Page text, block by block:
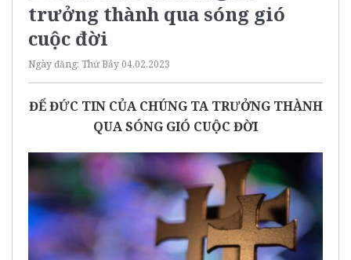
trưởng thành qua sóng gió
cuộc đời
Ngày đăng: Thứ Bảy 04.02.2023
ĐỂĐỨC TIN CỦA CHÚNG TA TRƯỞNG THÀNH
QUA SÓNG GIÓ CUỘC ĐỜI